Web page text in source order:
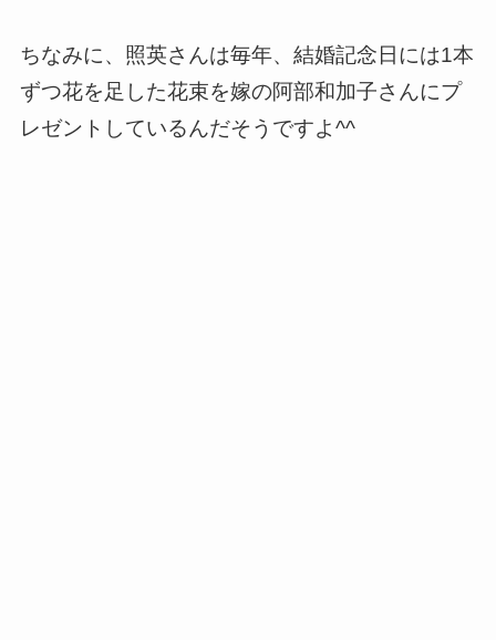
ちなみに、照英さんは毎年、結婚記念日には1本
ずつ花を足した花束を嫁の阿部和加子さんにプ
レゼントしているんだそうですよ^^